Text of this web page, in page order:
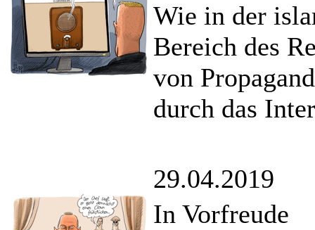
Wie in der
Bereich des
von
durch das
29.04.2019
In Vorfreude